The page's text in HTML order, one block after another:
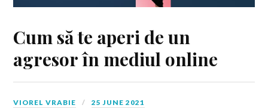
Cum să te aperi de un
agresor în mediul online
VIOREL VRABIE 25 JUNE 2021